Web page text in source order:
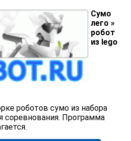
Сумо
лего »
робот
из lego
роботов сумо из набора
соревнования. Программа